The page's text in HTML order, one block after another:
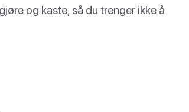
og kaste, så du trenger ikke å